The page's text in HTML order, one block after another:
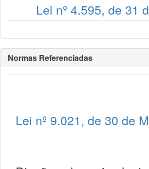
Lei nº 4.595, de 31
Normas Referenciadas
Lei nº 9.021, de 30 de